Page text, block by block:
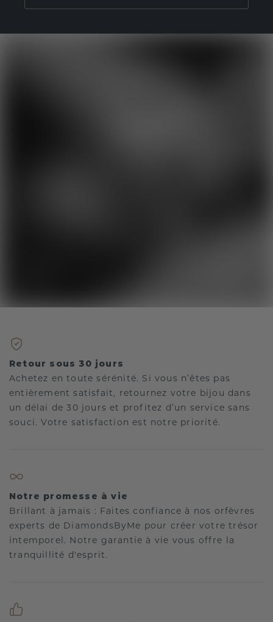
Retour sous 30 jours
Achetez en toute sérénité. Si vous n’êtes pas
entièrement satisfait, retournez votre bijou dans
un délai de 30 jours et profitez d’un service sans
souci. Votre satisfaction est notre priorité.
Notre promesse à vie
Brillant à jamais : Faites confiance à nos orfèvres
experts de DiamondsByMe pour créer votre trésor
intemporel. Notre garantie à vie vous offre la
tranquillité d'esprit.